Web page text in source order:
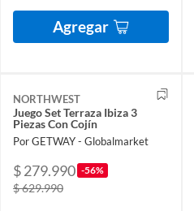
Agregar
NORTHWEST
Juego Set Terraza Ibiza 3
Piezas Con Cojín
Por GETWAY - Globalmarket
$ 279.990 -56%
$ 629.990